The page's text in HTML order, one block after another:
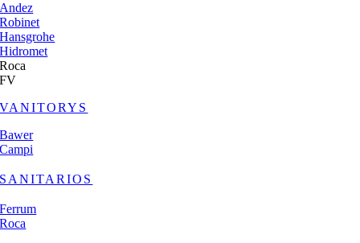
Andez
Robinet
Hansgrohe
Hidromet
Roca
FV
VANITORYS
Bawer
Campi
SANITARIOS
Ferrum
Roca